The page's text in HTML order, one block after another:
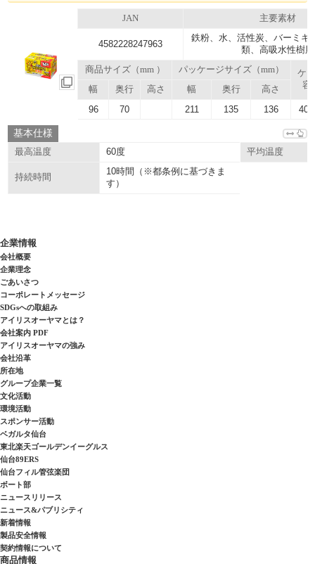
JAN 主要素材
4582228247963
鉄粉、水、活性炭、バーミキ
類、高吸水性樹脂
商品サイズ（mm ） パッケージサイズ（mm）
ケ
容
幅 奥行 高さ 幅 奥行 高さ
96 70 211 135 136
基本仕様
最高温度 60度 平均温度
持続時間
10時間（※都条例に基づきま
す）
企業情報
会社概要
企業理念
ごあいさつ
コーポレートメッセージ
SDGsへの取組み
アイリスオーヤマとは？
会社案内 PDF
アイリスオーヤマの強み
会社沿革
所在地
グループ企業一覧
文化活動
環境活動
スポンサー活動
ベガルタ仙台
東北楽天ゴールデンイーグルス
仙台89ERS
仙台フィル管弦楽団
ボート部
ニュースリリース
ニュース&パブリシティ
新着情報
製品安全情報
契約情報について
商品情報